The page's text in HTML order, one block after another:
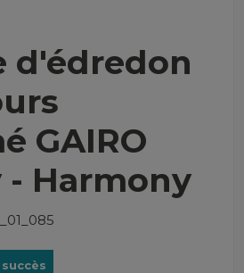
d'édredon
GAIRO
- Harmony